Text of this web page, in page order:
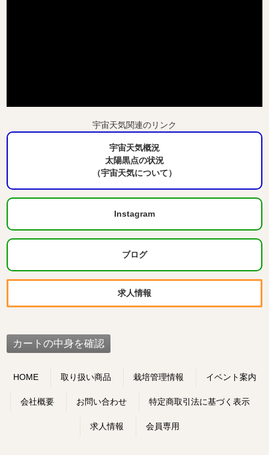
宇宙天気関連のリンク
宇宙天気概況
太陽黒点の状況
（宇宙天気について）
Instagram
ブログ
求人情報
HOME 取り扱い商品 栽培管理情報 イベント案内
会社概要 お問い合わせ 特定商取引法に基づく表示
求人情報 会員専用